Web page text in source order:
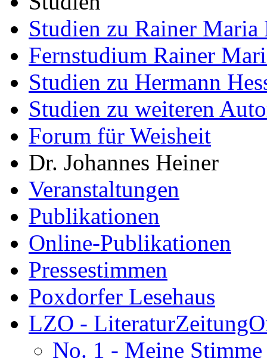
Studien zu Rainer Maria
Fernstudium Rainer
Studien zu Hermann
Studien zu weiteren
Forum für Weisheit
Dr. Johannes Heiner
Veranstaltungen
Publikationen
Online-Publikationen
Pressestimmen
Poxdorfer Lesehaus
LZO -
No. 1 - Meine Stimme